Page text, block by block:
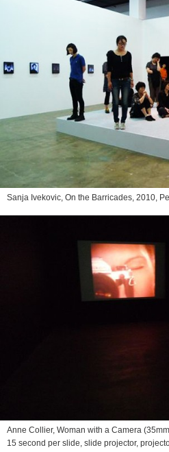
Sanja Ivekovic, On the Barricades, 2010,
Anne Collier, Woman with a Camera
15 second per slide, slide projector,